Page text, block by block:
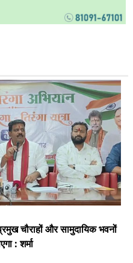
चौराहों और सामुदायिक भवनों
: शर्मा